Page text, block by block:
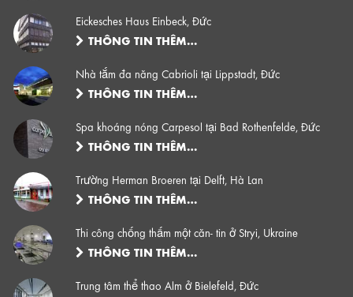
Eickesches Haus Einbeck, Đức
THÔNG TIN THÊM…
Nhà tắm đa năng Cabrioli tại Lippstadt, Đức
THÔNG TIN THÊM…
Spa khoáng nóng Carpesol tại Bad Rothenfelde, Đức
THÔNG TIN THÊM…
Trường Herman Broeren tại Delft, Hà Lan
THÔNG TIN THÊM…
Thi công chống thấm một căn- tin ở Stryi, Ukraine
THÔNG TIN THÊM…
Trung tâm thể thao Alm ở Bielefeld, Đức